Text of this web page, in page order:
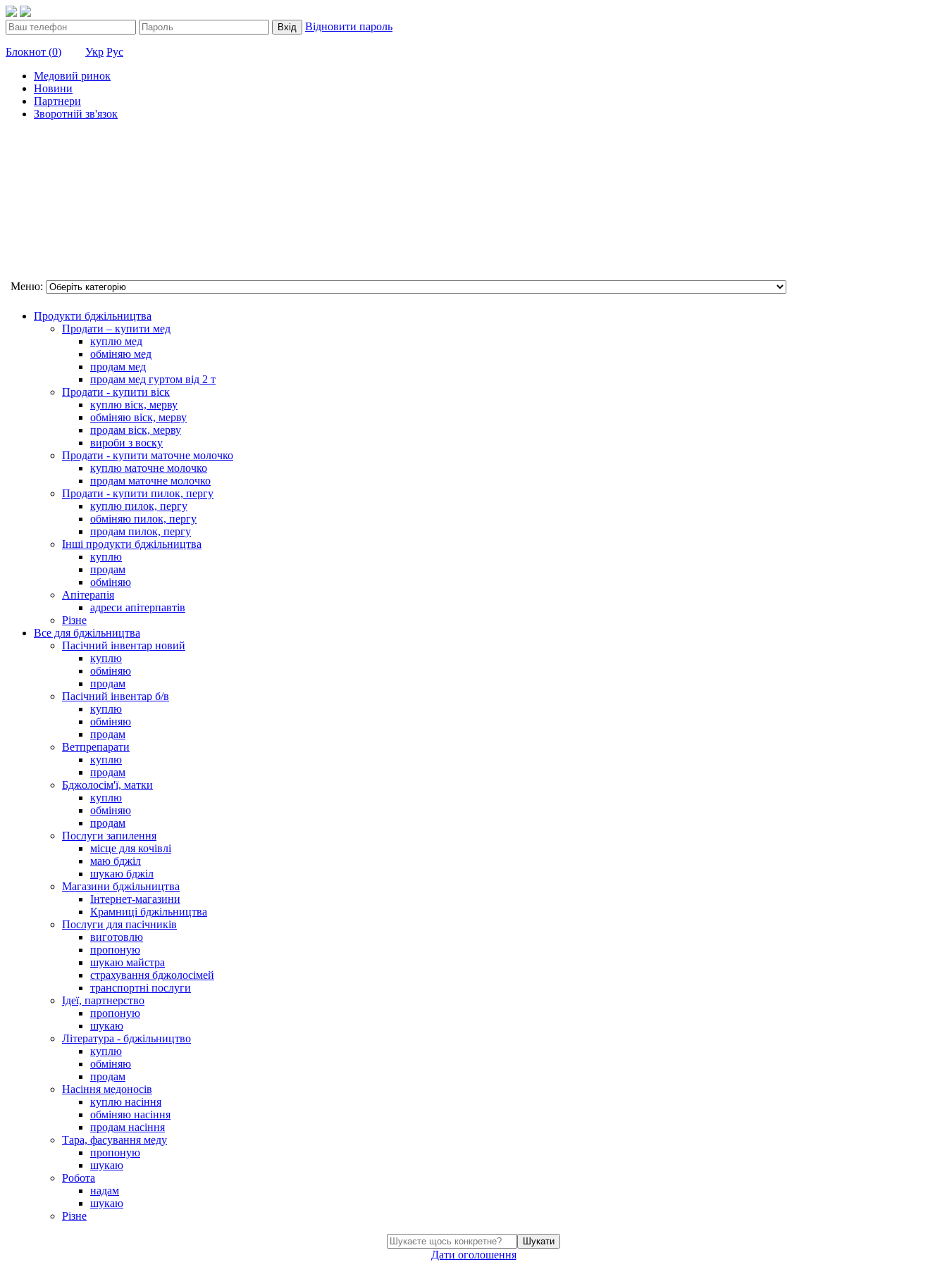
Вхід Відновити пароль
Блокнот (0) Укр Рус
Медовий ринок
Новини
Партнери
Зворотній зв'язок
Меню:
Продукти бджільництва
Продати – купити мед
куплю мед
обміняю мед
продам мед
продам мед гуртом від 2 т
Продати - купити віск
куплю віск, мерву
обміняю віск, мерву
продам віск, мерву
вироби з воску
Продати - купити маточне молочко
куплю маточне молочко
продам маточне молочко
Продати - купити пилок, пергу
куплю пилок, пергу
обміняю пилок, пергу
продам пилок, пергу
Інші продукти бджільництва
куплю
продам
обміняю
Апітерапія
адреси апітерпавтів
Різне
Все для бджільництва
Пасічний інвентар новий
куплю
обміняю
продам
Пасічний інвентар б/в
куплю
обміняю
продам
Ветпрепарати
куплю
продам
Бджолосім'ї, матки
куплю
обміняю
продам
Послуги запилення
місце для кочівлі
маю бджіл
шукаю бджіл
Магазини бджільництва
Інтернет-магазини
Крамниці бджільництва
Послуги для пасічників
виготовлю
пропоную
шукаю майстра
страхування бджолосімей
транспортні послуги
Ідеї, партнерство
пропоную
шукаю
Література - бджільництво
куплю
обміняю
продам
Насіння медоносів
куплю насіння
обміняю насіння
продам насіння
Тара, фасування меду
пропоную
шукаю
Робота
надам
шукаю
Різне
Шукати
Дати оголошення